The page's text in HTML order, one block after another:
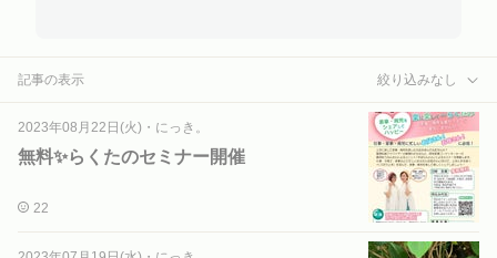
記事の表示 絞り込みなし
2023年08月22日(火) ・ にっき。
無料✨らくたのセミナー開催
22